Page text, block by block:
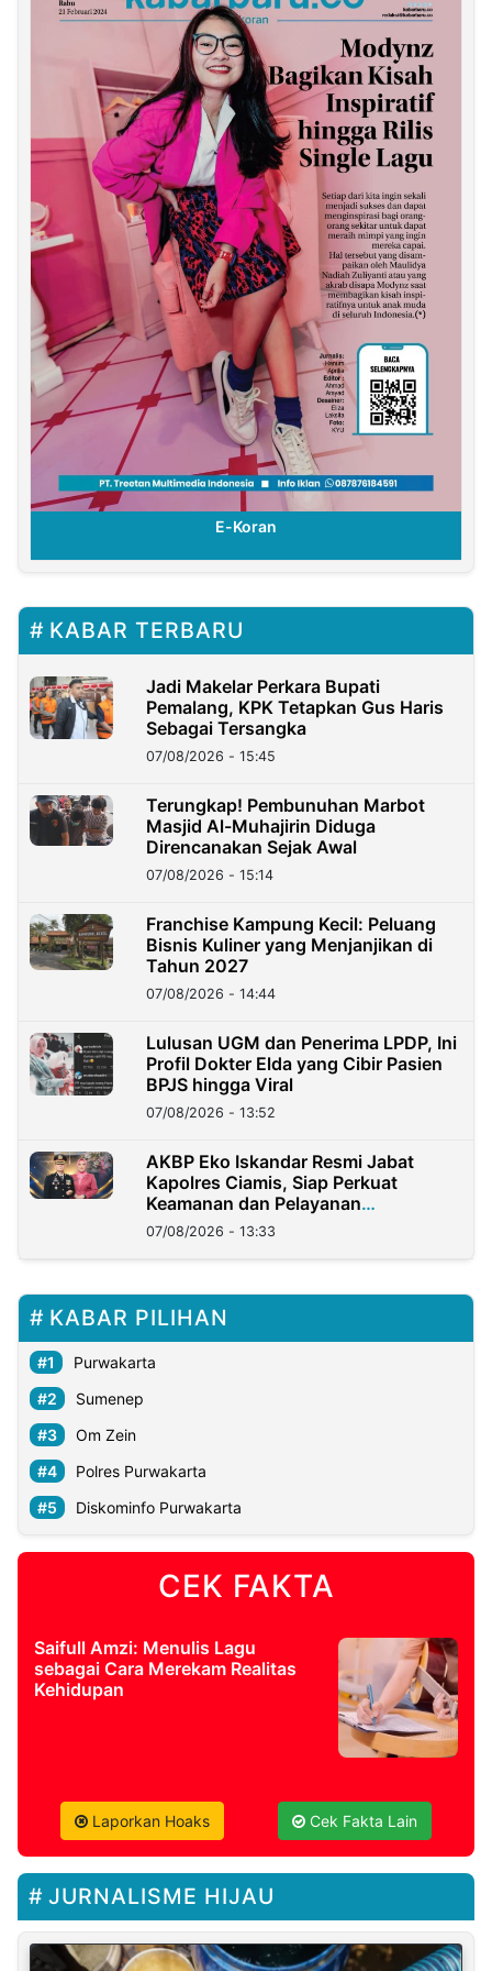
E-Koran
KABAR TERBARU
Jadi Makelar Perkara Bupati
Pemalang, KPK Tetapkan Gus Haris
Sebagai Tersangka
07/08/2026 - 15:45
Terungkap! Pembunuhan Marbot
Masjid Al-Muhajirin Diduga
Direncanakan Sejak Awal
07/08/2026 - 15:14
Franchise Kampung Kecil: Peluang
Bisnis Kuliner yang Menjanjikan di
Tahun 2027
07/08/2026 - 14:44
Lulusan UGM dan Penerima LPDP, Ini
Profil Dokter Elda yang Cibir Pasien
BPJS hingga Viral
07/08/2026 - 13:52
AKBP Eko Iskandar Resmi Jabat
Kapolres Ciamis, Siap Perkuat
Keamanan dan Pelayanan
Masyarakat
07/08/2026 - 13:33
KABAR PILIHAN
Purwakarta
Sumenep
Om Zein
Polres Purwakarta
Diskominfo Purwakarta
CEK FAKTA
Saifull Amzi: Menulis Lagu
sebagai Cara Merekam Realitas
Kehidupan
Laporkan Hoaks Cek Fakta Lain
JURNALISME HIJAU